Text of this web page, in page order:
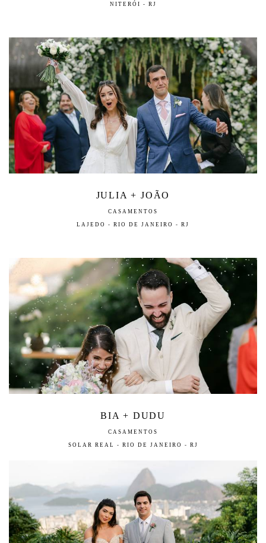
NITERÓI - RJ
JULIA + JOÃO
CASAMENTOS
LAJEDO - RIO DE JANEIRO - RJ
BIA + DUDU
CASAMENTOS
SOLAR REAL - RIO DE JANEIRO - RJ